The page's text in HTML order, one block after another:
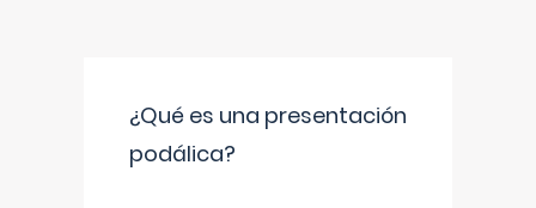
¿Qué es una presentación
podálica?